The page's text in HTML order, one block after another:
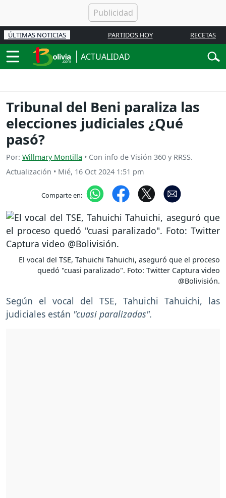
ÚLTIMAS NOTICIAS PARTIDOS HOY RECETAS
ACTUALIDAD
Tribunal del Beni paraliza las
elecciones judiciales ¿Qué
pasó?
Por: Willmary Montilla • Con info de Visión 360 y RRSS.
Actualización • Mié, 16 Oct 2024 1:51 pm
Comparte en:
El vocal del TSE, Tahuichi Tahuichi, aseguró que el proceso
quedó "cuasi paralizado". Foto: Twitter Captura video
@Bolivisión.
Según el vocal del TSE, Tahuichi Tahuichi, las
judiciales están "cuasi paralizadas".